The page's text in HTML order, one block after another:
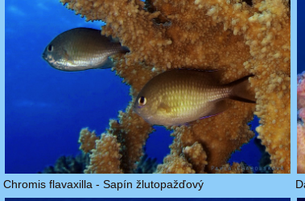
Chromis flavaxilla - Sapín žlutopažďový